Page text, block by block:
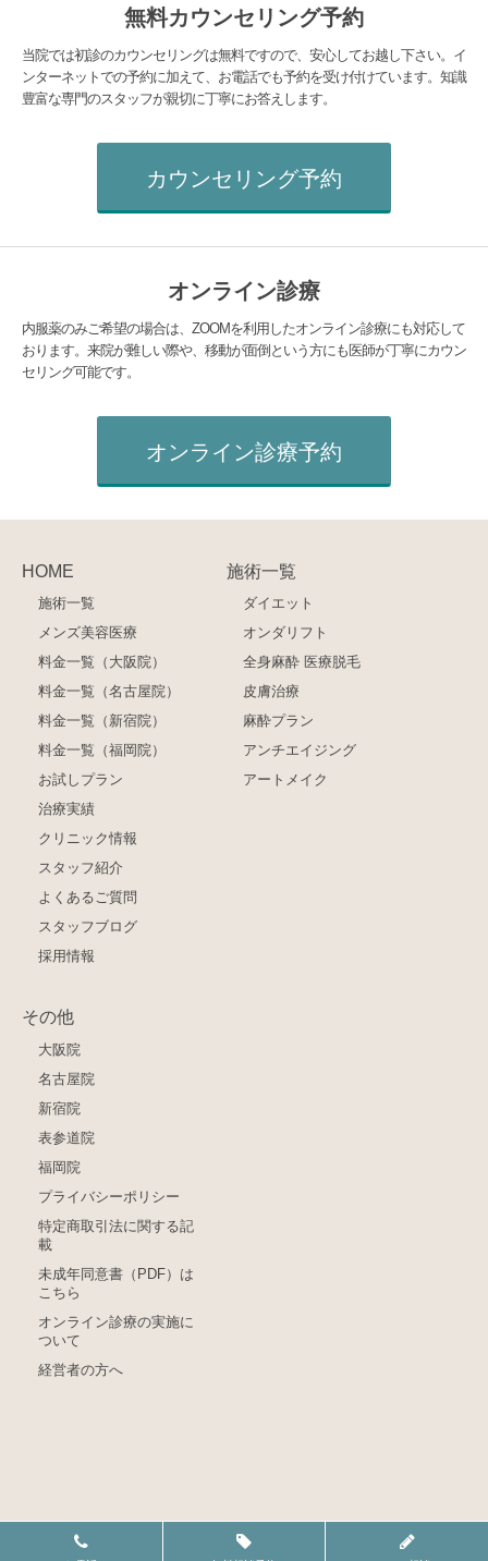
無料カウンセリング予約
当院では初診のカウンセリングは無料ですので、安心してお越し下さい。イ
ンターネットでの予約に加えて、お電話でも予約を受け付けています。知識
豊富な専門のスタッフが親切に丁寧にお答えします。
カウンセリング予約
オンライン診療
内服薬のみご希望の場合は、ZOOMを利用したオンライン診療にも対応して
おります。来院が難しい際や、移動が面倒という方にも医師が丁寧にカウン
セリング可能です。
オンライン診療予約
HOME
施術一覧
メンズ美容医療
料金一覧（大阪院）
料金一覧（名古屋院）
料金一覧（新宿院）
料金一覧（福岡院）
お試しプラン
治療実績
クリニック情報
スタッフ紹介
よくあるご質問
スタッフブログ
採用情報
施術一覧
ダイエット
オンダリフト
全身麻酔 医療脱毛
皮膚治療
麻酔プラン
アンチエイジング
アートメイク
その他
大阪院
名古屋院
新宿院
表参道院
福岡院
プライバシーポリシー
特定商取引法に関する記
載
未成年同意書（PDF）は
こちら
オンライン診療の実施に
ついて
経営者の方へ